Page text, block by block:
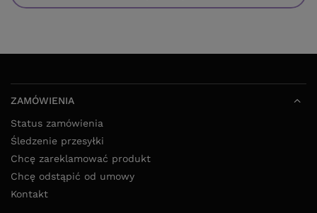
ZAMÓWIENIA
Status zamówienia
Śledzenie przesyłki
Chcę zareklamować produkt
Chcę odstąpić od umowy
Kontakt